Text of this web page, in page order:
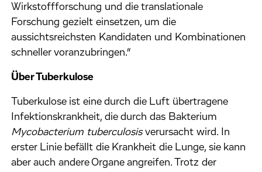
Wirkstoffforschung und die translationale
Forschung gezielt einsetzen, um die
aussichtsreichsten Kandidaten und Kombinationen
schneller voranzubringen.“
Über Tuberkulose
Tuberkulose ist eine durch die Luft übertragene
Infektionskrankheit, die durch das Bakterium
Mycobacterium tuberculosisverursacht wird. In
erster Linie befällt die Krankheit die Lunge, sie kann
aber auch andere Organe angreifen. Trotz der